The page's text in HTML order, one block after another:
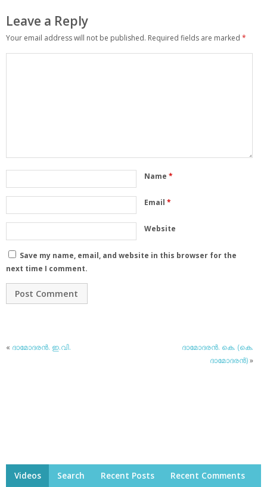
Leave a Reply
Your email address will not be published. Required fields are marked *
Name *
Email *
Website
Save my name, email, and website in this browser for the
next time I comment.
« ദാമോദരന്‍. ഇ.വി.
ദാമോദരന്‍. കെ. (കെ.
ദാമോദരന്‍)»
Videos Search Recent Posts Recent Comments